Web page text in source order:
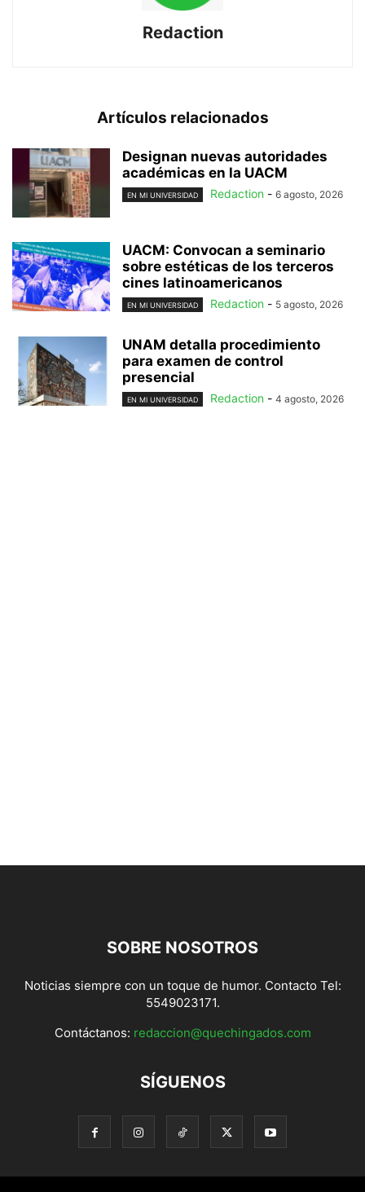
Redaction
Artículos relacionados
Designan nuevas autoridades
académicas en la UACM
EN MI UNIVERSIDAD Redaction - 6 agosto, 2026
UACM: Convocan a seminario
sobre estéticas de los terceros
cines latinoamericanos
EN MI UNIVERSIDAD Redaction - 5 agosto, 2026
UNAM detalla procedimiento
para examen de control
presencial
EN MI UNIVERSIDAD Redaction - 4 agosto, 2026
SOBRE NOSOTROS
Noticias siempre con un toque de humor. Contacto Tel:
5549023171.
Contáctanos: redaccion@quechingados.com
SÍGUENOS